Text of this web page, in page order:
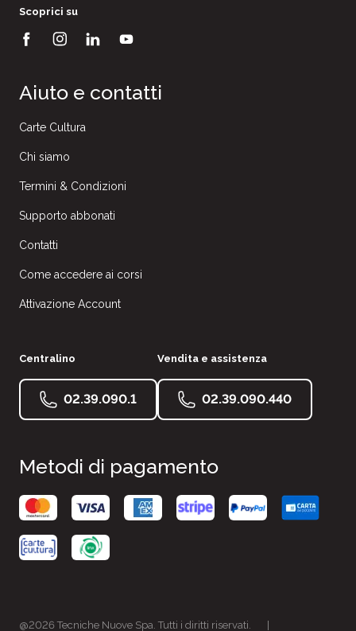
Scoprici su
Aiuto e contatti
Carte Cultura
Chi siamo
Termini & Condizioni
Supporto abbonati
Contatti
Come accedere ai corsi
Attivazione Account
Centralino
02.39.090.1
Vendita e assistenza
02.39.090.440
Metodi di pagamento
@2026 Tecniche Nuove Spa. Tutti i diritti riservati.